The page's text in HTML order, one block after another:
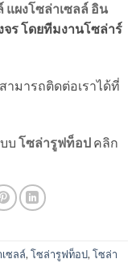
แผงโซล่าเซลล์ อิน
จรโดยทีมงานโซล่าร์
สามารถติดต่อเราได้ที่
บ โซล่ารูฟท็อป คลิก
ซลล์, โซล่ารูฟท็อป, โซล่า